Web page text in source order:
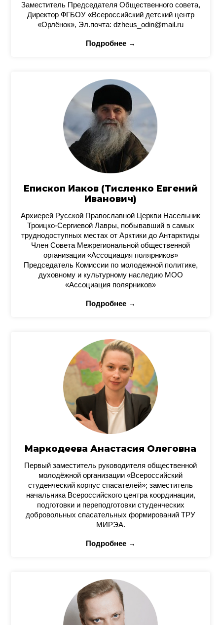
Заместитель Председателя Общественного совета,
Директор ФГБОУ «Всероссийский детский центр
«Орлёнок», Эл.почта: dzheus_odin@mail.ru
Подробнее →
Епископ Иаков (Тисленко Евгений
Иванович)
Архиерей Русской Православной Церкви Насельник
Троицко-Сергиевой Лавры, побывавший в самых
труднодоступных местах от Арктики до Антарктиды
Член Совета Межрегиональной общественной
организации «Ассоциация полярников»
Председатель Комиссии по молодежной политике,
духовному и культурному наследию МОО
«Ассоциация полярников»
Подробнее →
Маркодеева Анастасия Олеговна
Первый заместитель руководителя общественной
молодёжной организации «Всероссийский
студенческий корпус спасателей»; заместитель
начальника Всероссийского центра координации,
подготовки и переподготовки студенческих
добровольных спасательных формирований ТРУ
МИРЭА.
Подробнее →